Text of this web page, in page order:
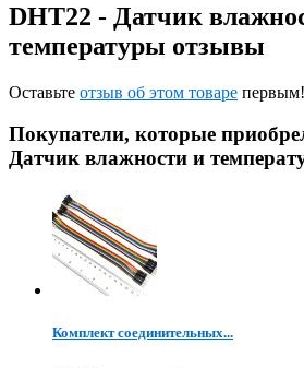
DHT22 - Датчик
температуры отзывы
Оставьте отзыв об этом товаре первым!
Покупатели, которые
Датчик влажности и
Комплект соединительных...